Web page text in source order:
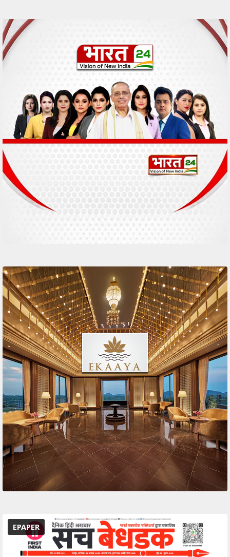
EPAPER